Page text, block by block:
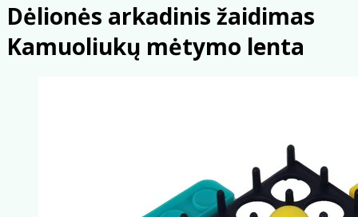
Dėlionės arkadinis žaidimas
Kamuoliukų mėtymo lenta